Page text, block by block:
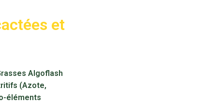
et
Algoflash
(Azote,
éléments